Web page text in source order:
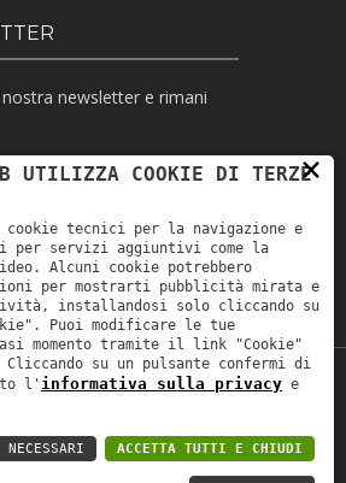
newsletter e rimani
l'informativa e autorizzo il
dei miei dati personali per le
*
© 2019Astrolabio. P.IVA:
-Privacy policy B2B -Area
×
UTILIZZA COOKIE DI TERZE
tecnici per la navigazione e
per servizi aggiuntivi come la
Alcuni cookie potrebbero
per mostrarti pubblicità mirata e
installandosi solo cliccando su
Puoi modificare le tue
momento tramite il link "Cookie"
su un pulsante confermi di
l' informativa sulla privacy e
ACCETTA TUTTI E CHIUDI
NECESSARI